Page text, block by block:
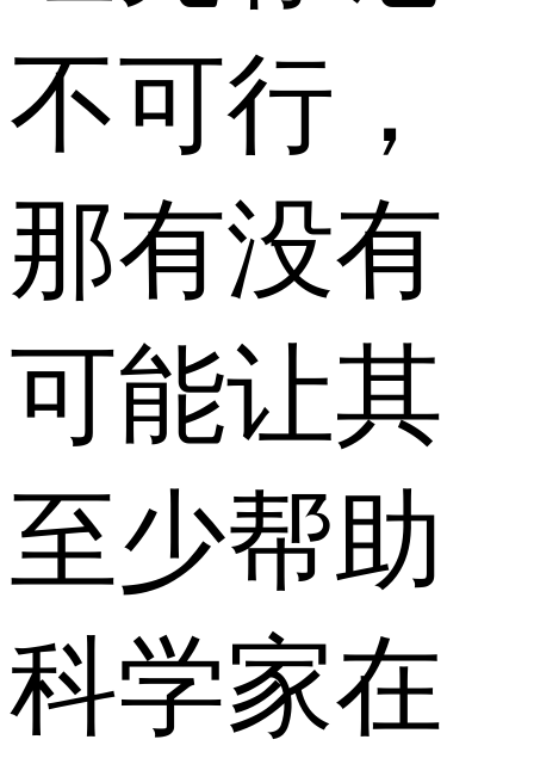
不可行，
那有没有
可能让其
至少帮助
科学家在